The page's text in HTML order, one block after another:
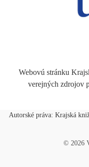
Webovú stránku
verejných zdrojov
Autorské práva: Krajská
© 2026